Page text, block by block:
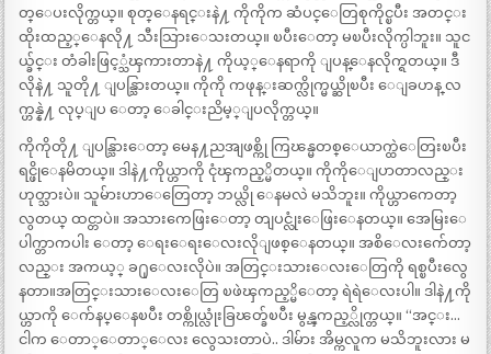
တ္ေပးလိုက္တယ္။ စုတ္ေနရင္းနဲ႔ ကိုကိုက ဆံပင္ေတြစုကိုင္ၿပီး အတင္း
ထိုးထည့္ေနလို႔ သီးသြားေသးတယ္။ ၿပီးေတာ့ မၿပီးလိုက္ပါဘူး။ သူင
ယ္ခ်င္း တံခါးဖြင့္သံၾကားတာနဲ႔ ကိုယ့္ေနရာကို ျပန္ေနလိုက္ရတယ္။ ဒီ
လိုနဲ႔ သူတို႔ ျပန္သြားတယ္။ ကိုကို ကဖုန္းဆက္လိုက္မယ္ဆိုၿပီး ေျခဟန္ လ
က္ဟန္နဲ႔ လုပ္ျပ ေတာ့ ေခါင္းညိမ့္ျပလိုက္တယ္။
ကိုကိုတို႔ ျပန္သြားေတာ့ မေန႔ညအျဖစ္ကို ကြၽန္မတစ္ေယာက္ထဲေတြးၿပီး
ရင္ဖိုေနမိတယ္။ ဒါနဲ႔ကိုယ္ဟာကို ငုံၾကည့္မိတယ္။ ကိုကိုေျပာတာလည္း
ဟုတ္သားပဲ။ သူမ်ားဟာေတြေတာ့ ဘယ္လို ေနမလဲ မသိဘူး။ ကိုယ္ဟာကေတာ့
လွတယ္ ထင္တာပဲ။ အသားကေဖြးေတာ့ တျပင္လုံးေဖြးေနတယ္။ အေမြးေ
ပါက္တာကပါး ေတာ့ ေရးေရးေလးလိုျဖစ္ေနတယ္။ အစိေလးက်ေတာ့
လည္း အကယ့္ ခ႐ုေလးလိုပဲ။ အတြင္းသားေလးေတြကို ရစ္ၿပီးလွေ
နတာ။အတြင္းသားေလးေတြ ၿဖဲၾကည့္မိေတာ့ ရဲရဲေလးပါ။ ဒါနဲ႔ကို
ယ္ဟာကို ေက်နပ္ေနၿပီး တစ္ကိုယ္လုံးခြၽတ္ခ်ၿပီး မွန္ၾကည့္လိုက္တယ္။ “အင္း…
ငါက ေတာ္ေတာ္ေလး လွေသးတာပဲ.. ဒါမ်ား အိမ္ကလူက မသိဘူးလား မ